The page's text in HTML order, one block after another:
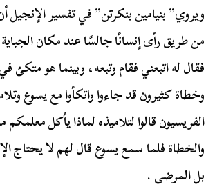
ويروي” بنيامين بنكرتن” في تفسير
من طريق رأى إنسانًا جالسًا عند مكان
فقال له اتبعني فقام وتبعه، وبينما هو متكئ
وخطاة كثيرون قد جاءوا واتكأوا مع يسوع
الفريسيون قالوا لتلاميذه لماذا يأكل
والخطاة فلما سمع يسوع قال لهم لا يحتاج
بل المرضى .